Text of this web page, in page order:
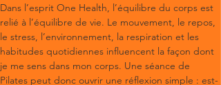
Dans l’esprit One Health, l’équilibre du corps est
relié à l’équilibre de vie. Le mouvement, le repos,
le stress, l’environnement, la respiration et les
habitudes quotidiennes influencent la façon dont
je me sens dans mon corps. Une séance de
Pilates peut donc ouvrir une réflexion simple : est-